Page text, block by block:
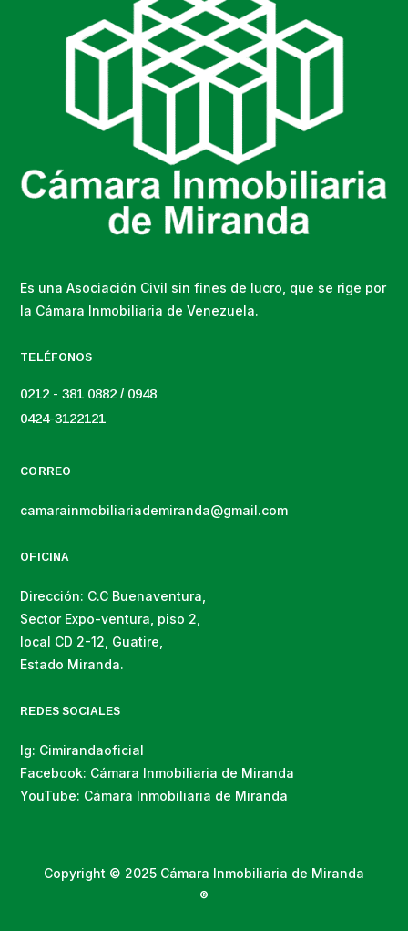
Es una Asociación Civil sin fines de lucro, que se rige por
la Cámara Inmobiliaria de Venezuela.
TELÉFONOS
0212 - 381 0882 / 0948
0424-3122121
CORREO
camarainmobiliariademiranda@gmail.com
OFICINA
Dirección: C.C Buenaventura,
Sector Expo-ventura, piso 2,
local CD 2-12, Guatire,
Estado Miranda.
REDES SOCIALES
Ig: Cimirandaoficial
Facebook: Cámara Inmobiliaria de Miranda
YouTube: Cámara Inmobiliaria de Miranda
Copyright © 2025 Cámara Inmobiliaria de Miranda
®